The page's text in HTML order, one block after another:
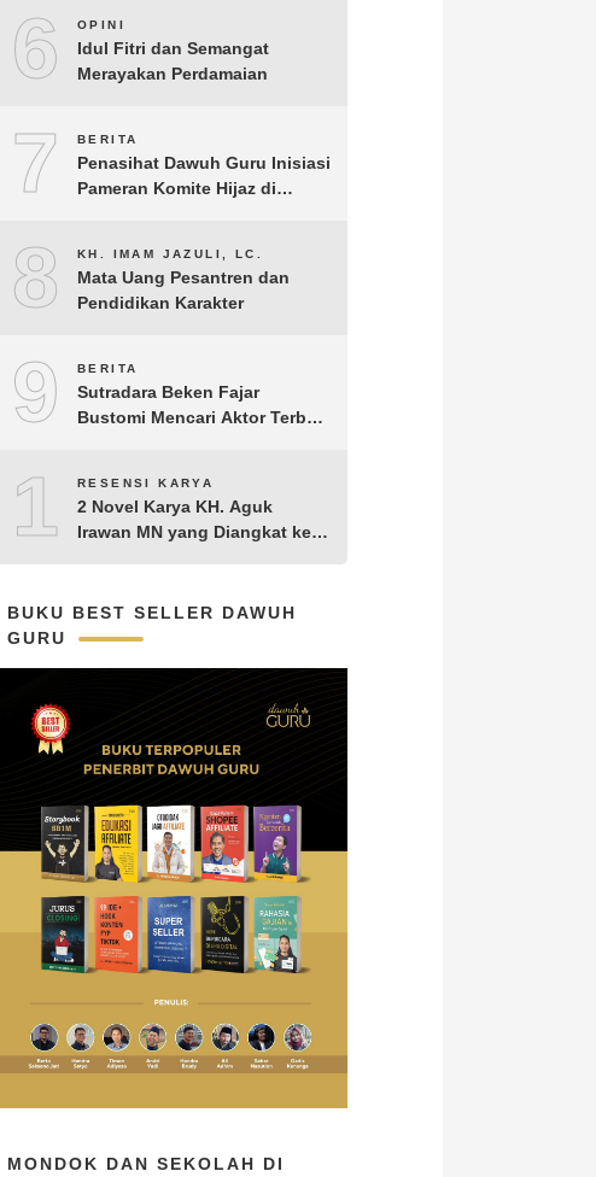
Perekonomian Rakyatnya
6 OPINI
Idul Fitri dan Semangat
Merayakan Perdamaian
7 BERITA
Penasihat Dawuh Guru Inisiasi
Pameran Komite Hijaz di
8 KH. IMAM JAZULI, LC.
Mata Uang Pesantren dan
Pendidikan Karakter
9 BERITA
Sutradara Beken Fajar
Bustomi Mencari Aktor Terbaik
KH. Hasyim Asy’ari karya KH.
Aguk Irawan MN
10RESENSI KARYA
2 Novel Karya KH. Aguk
Irawan MN yang Diangkat ke
BUKU BEST SELLER DAWUH
GURU
MONDOK DAN SEKOLAH DI